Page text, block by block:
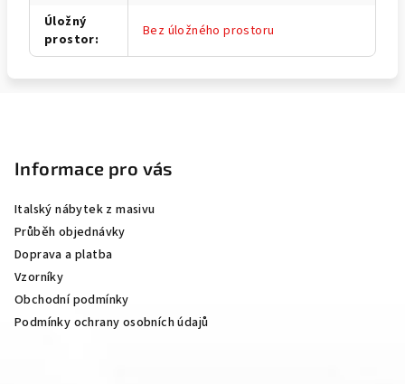
Úložný
prostor: Bez úložného prostoru
Informace pro vás
Italský nábytek z masivu
Průběh objednávky
Doprava a platba
Vzorníky
Obchodní podmínky
Podmínky ochrany osobních údajů